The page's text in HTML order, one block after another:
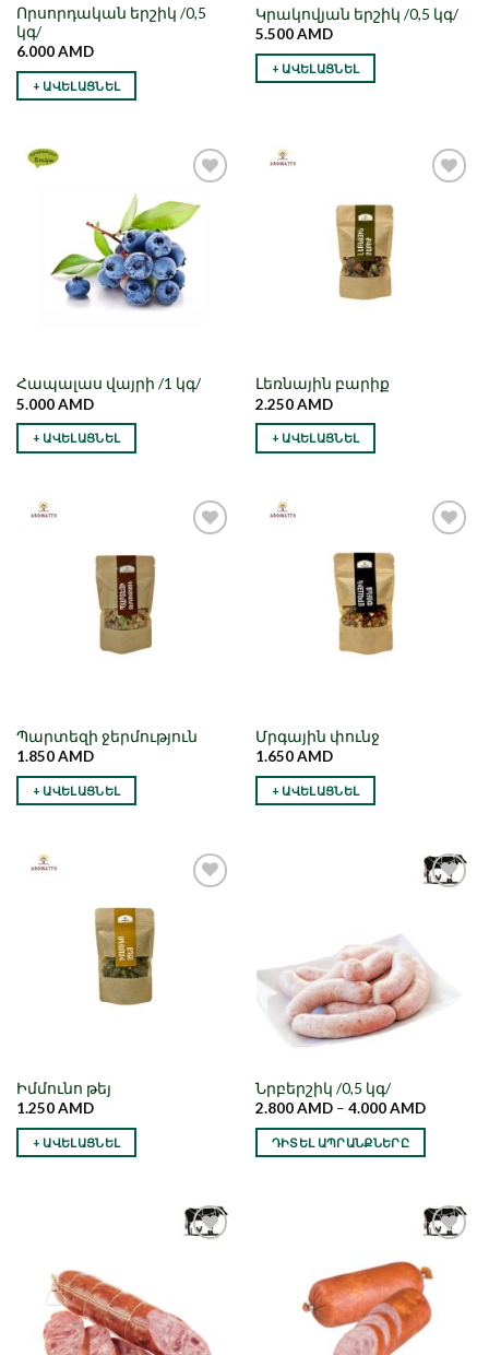
Որսորդական երշիկ /0,5
կգ/
6.000AMD
+ ԱՎԵԼԱՑՆԵԼ
Կրակովյան երշիկ /0,5 կգ/
5.500AMD
+ ԱՎԵԼԱՑՆԵԼ
Նշել որպես
նախընտրած
Հապալաս վայրի /1 կգ/
5.000AMD
+ ԱՎԵԼԱՑՆԵԼ
նախընտրած
Լեռնային բարիք
2.250AMD
+ ԱՎԵԼԱՑՆԵԼ
նախընտրած
Պարտեզի ջերմություն
1.850AMD
+ ԱՎԵԼԱՑՆԵԼ
Նշել որպես
նախընտրած
Մրգային փունջ
1.650AMD
+ ԱՎԵԼԱՑՆԵԼ
նախընտրած
Իմմունո թեյ
1.250AMD
+ ԱՎԵԼԱՑՆԵԼ
Նրբերշիկ /0,5 կգ/
2.800AMD– 4.000AMD
ԴԻՏԵԼ ԱՊՐԱՆՔՆԵՐԸ
նախընտրած